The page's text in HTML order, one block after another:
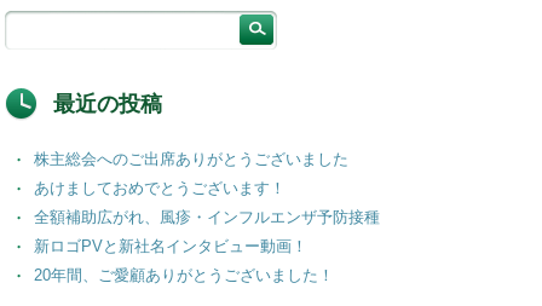
e
o
k
e
n
n
最近の投稿
株主総会へのご出席ありがとうございました
あけましておめでとうございます！
全額補助広がれ、風疹・インフルエンザ予防接種
新ロゴPVと新社名インタビュー動画！
20年間、ご愛顧ありがとうございました！